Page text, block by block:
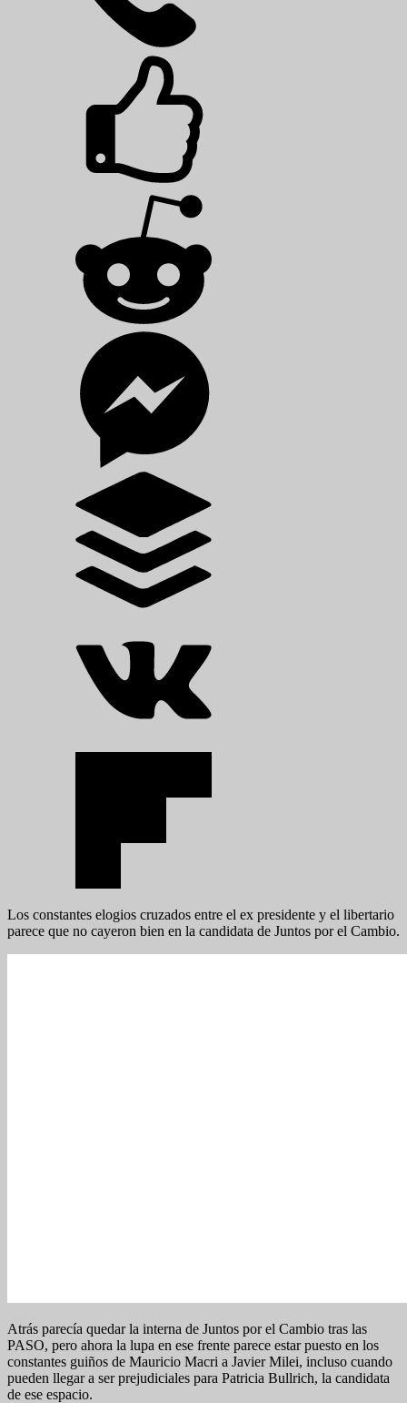
Los constantes elogios cruzados entre el ex presidente y el libertario
parece que no cayeron bien en la candidata de Juntos por el Cambio.
Atrás parecía quedar la interna de Juntos por el Cambio tras las
PASO, pero ahora la lupa en ese frente parece estar puesto en los
constantes guiños de Mauricio Macri a Javier Milei, incluso cuando
pueden llegar a ser prejudiciales para Patricia Bullrich, la candidata
de ese espacio.